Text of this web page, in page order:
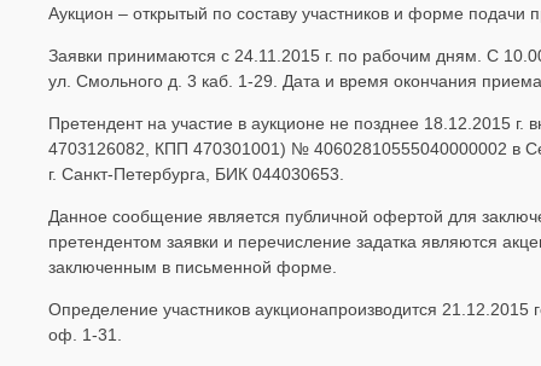
Аукцион – открытый по составу участников и форме подачи
Заявки принимаются с 24.11.2015 г. по рабочим дням. С
ул. Смольного д. 3 каб. 1-29. Дата и время окончания
Претендент на участие в аукционе не позднее 18.12.2015
4703126082, КПП 470301001) № 40602810555040000002 в
г. Санкт-Петербурга, БИК 044030653.
Данное сообщение является публичной офертой для
претендентом заявки и перечисление задатка являются
заключенным в письменной форме.
Определение участников аукционапроизводится
оф. 1-31.